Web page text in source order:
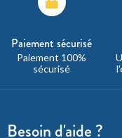
Paiement sécurisé
Paiement 100%
sécurisé
Besoin d'aide ?